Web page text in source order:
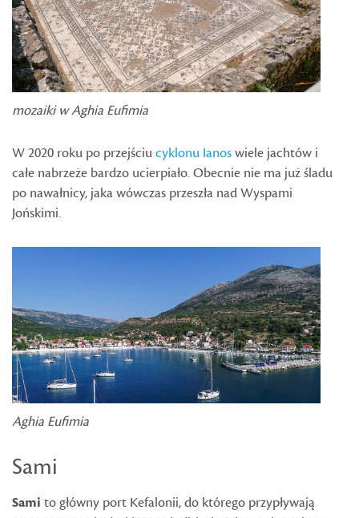
mozaiki w Aghia Eufimia
W 2020 roku po przejściucyklonu Ianoswiele jachtów i
całe nabrzeże bardzo ucierpiało. Obecnie nie ma już śladu
po nawałnicy, jaka wówczas przeszła nad Wyspami
Jońskimi.
Aghia Eufimia
Sami
Sami to główny port Kefalonii, do którego przypływają